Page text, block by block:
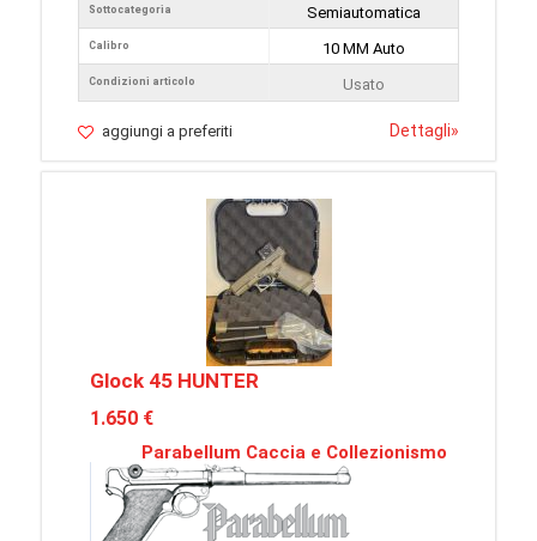
Sottocategoria
Calibro
Condizioni articolo
Semiautomatica
10 MM Auto
Usato
aggiungi a preferiti Dettagli»
Glock 45 HUNTER
1.650 €
Parabellum Caccia e Collezionismo